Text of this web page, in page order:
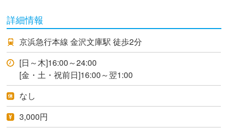
詳細情報
京浜急行本線 金沢文庫駅 徒歩2分
[日～木]16:00～24:00
[金・土・祝前日]16:00～翌1:00
なし
3,000円